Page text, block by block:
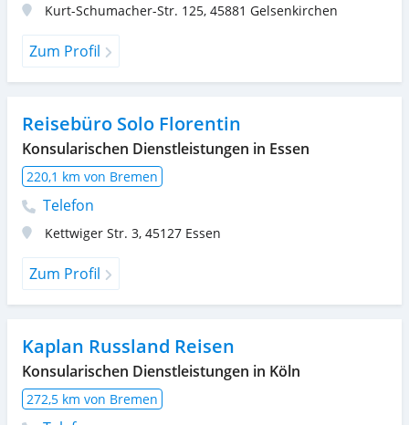
Kurt-Schumacher-Str. 125, 45881 Gelsenkirchen
Zum Profil
Reisebüro Solo Florentin
Konsularischen Dienstleistungen in Essen
220,1 km von Bremen
Telefon
Kettwiger Str. 3, 45127 Essen
Zum Profil
Kaplan Russland Reisen
Konsularischen Dienstleistungen in Köln
272,5 km von Bremen